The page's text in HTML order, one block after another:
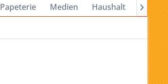
Papeterie Medien Haushalt Alles
